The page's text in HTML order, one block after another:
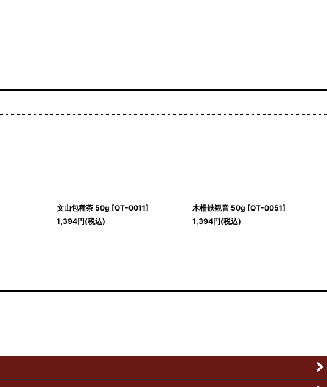
文山包種茶 50g [QT-0011]
1,394円(税込)
木柵鉄観音 50g [QT-0051]
1,394円(税込)